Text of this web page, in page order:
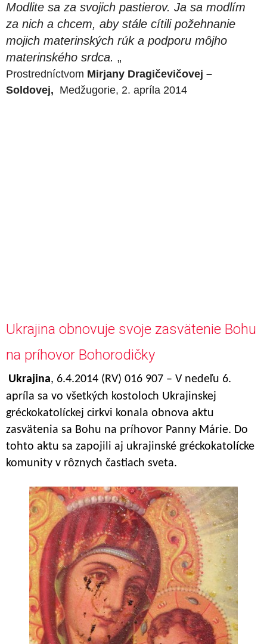
Modlite sa za svojich pastierov. Ja sa modlím
za nich a chcem, aby stále cítili požehnanie
mojich materinských rúk a podporu môjho
materinského srdca. „
Prostredníctvom Mirjany Dragičevičovej –
Soldovej, Medžugorie, 2. apríla 2014
Ukrajina obnovuje svoje zasvätenie Bohu
na príhovor Bohorodičky
Ukrajina, 6.4.2014 (RV) 016 907 – V nedeľu 6.
apríla sa vo všetkých kostoloch Ukrajinskej
gréckokatolíckej cirkvi konala obnova aktu
zasvätenia sa Bohu na príhovor Panny Márie. Do
tohto aktu sa zapojili aj ukrajinské gréckokatolícke
komunity v rôznych častiach sveta.